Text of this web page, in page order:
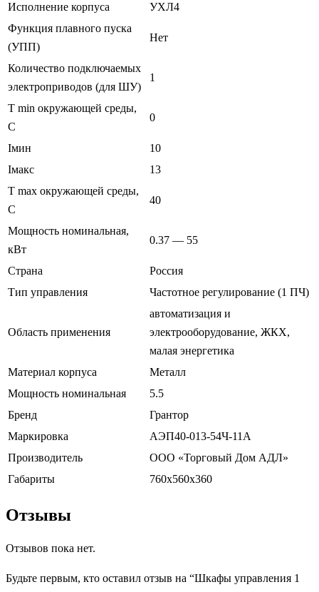
Исполнение корпуса
УХЛ4
Функция плавного пуска
(УПП)
Нет
Количество подключаемых
электроприводов (для ШУ)
1
T min окружающей среды,
C
0
Iмин
10
Iмакс
13
T max окружающей среды,
С
40
Мощность номинальная,
кВт
0.37 — 55
Страна
Россия
Тип управления
Частотное регулирование (1 ПЧ)
Область применения
автоматизация и
электрооборудование, ЖКХ,
малая энергетика
Материал корпуса
Металл
Мощность номинальная
5.5
Бренд
Грантор
Маркировка
АЭП40-013-54Ч-11А
Производитель
ООО «Торговый Дом АДЛ»
Габариты
760х560х360
Отзывы
Отзывов пока нет.
Будьте первым, кто оставил отзыв на “Шкафы управления 1